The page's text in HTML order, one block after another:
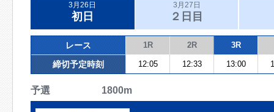
3月26日
初日
3月27日
２日目
レース 1R 2R 3R
締切予定時刻 12:05 12:33 13:00
予選 1800m